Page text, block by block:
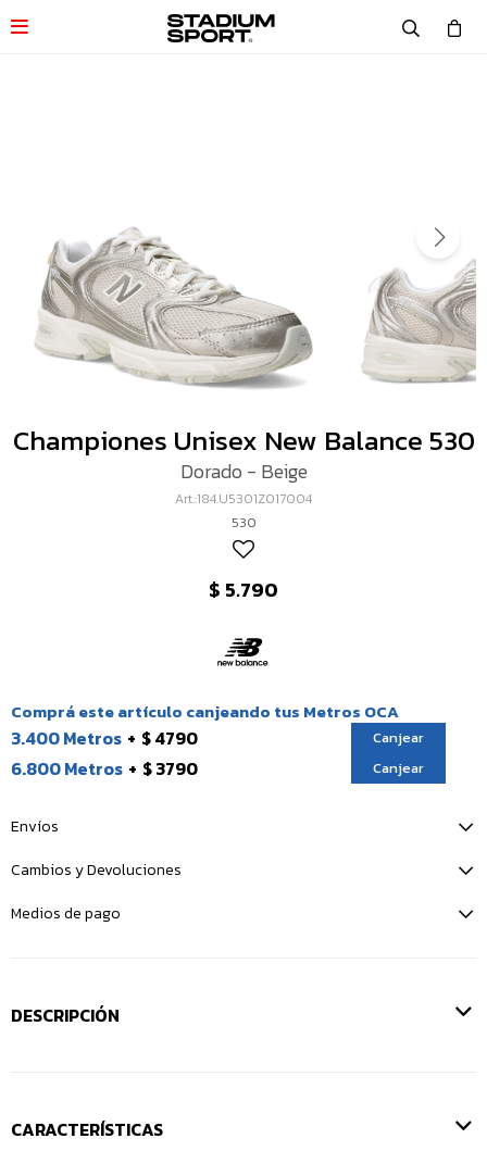

Championes Unisex New Balance 530
Dorado - Beige
184.U5301Z017004
530
$ 5.790
Comprá este artículo canjeando tus Metros OCA
3.400 Metros $ 4790 Canjear
6.800 Metros $ 3790 Canjear
Envíos
Cambios y Devoluciones
Medios de pago
DESCRIPCIÓN
CARACTERÍSTICAS